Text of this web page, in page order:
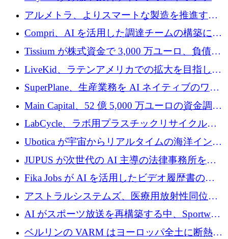
プラットフォームを拡張するために 242 万ユ
ーロを調達
アルメトラ、よりスマートな製造を推進する
ためにシリーズ A で 1,630 万ユーロを確保
Compri、AI を活用した調達チームの構築に
320 万ユーロを確保
Tissium が株式資金で 3,000 万ユーロ、負債で
3,000 万ユーロを調達
LiveKid、ラテンアメリカでの拡大を目指して
Aldea を買収
SuperPlane、生産業務を AI ネイティブのワー
クフロー層に変えるために 260 万ドルを確保
Main Capital、52 億 5,000 万ユーロの資金調達
でエンタープライズ ソフトウェアの開発を倍
LabCycle、ラボ用プラスチックリサイクルシ
ステムを商業化し、焼却廃棄物を削減するた
めに43万ポンドを確保
Ubotica が宇宙からリアルタイムの海洋インテ
リジェンスを拡張するために 1,100 万ドルを
JUPUS が次世代の AI 主導の法律事務所を強
化するために 1,300 万ユーロを調達
Fika Jobs が AI を活用したビデオ履歴書のた
めに 400 万ドルを調達
アストラルシステムズ、医療用放射性同位元
素の世界的な不足に対処するために2,300万ポ
ンドを調達
AI がスポーツ放送を再構築する中、Sportway
が 2,000 万ユーロを調達
ベルリンの VARM はヨーロッパ全土に断熱材